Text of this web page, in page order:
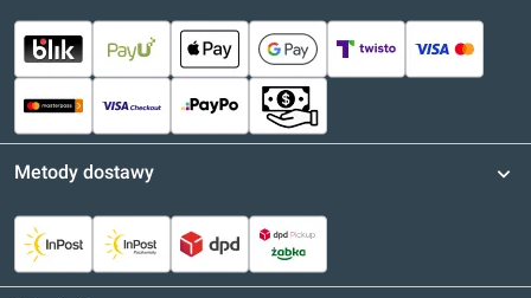
Metody dostawy